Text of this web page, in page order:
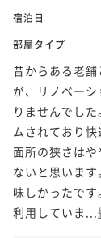
宿泊日
部屋タイプ
昔からある老
が、リノベー
りませんでし
ムされており
面所の狭さは
ないと思いま
味しかったで
利用していま...